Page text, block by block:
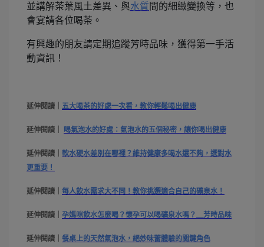
並講解茶葉風土差異、與水質間的細緻變換等，也
會宴請各位喝茶。
有興趣的朋友請定期追蹤芳時品味，獲得第一手活
動資訊！
延伸閱讀｜ 五大喝茶的好處一次看，教你輕鬆喝出健康
延伸閱讀｜ 喝氣泡水的好處：氣泡水的五個秘密，讓你喝出健康
延伸閱讀｜ 軟水硬水差別在哪裡？維持健康多喝水還不夠，選對水
更重要！
延伸閱讀｜ 每人飲水需求大不同！教你挑選適合自己的礦泉水！
延伸閱讀｜ 孕媽咪飲水怎麼喝？懷孕可以喝礦泉水嗎？＿芳時品味
延伸閱讀｜ 餐桌上的天然氣泡水，絕妙味蕾體驗的關鍵角色